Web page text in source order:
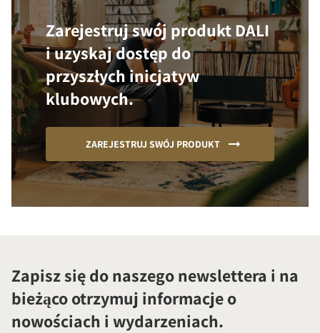
Zarejestruj swój produkt DALI
i uzyskaj dostęp do
przyszłych inicjatyw
klubowych.
ZAREJESTRUJ SWÓJ PRODUKT
Zapisz się do naszego newslettera i na
bieżąco otrzymuj informacje o
nowościach i wydarzeniach.